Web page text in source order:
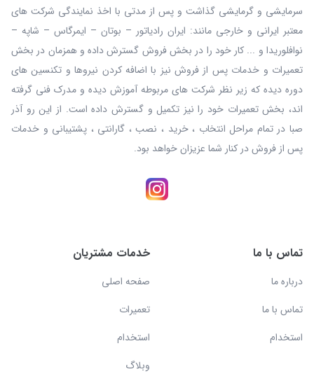
سرمایشی و گرمایشی گذاشت و پس از مدتی با اخذ نمایندگی شرکت های
معتبر ایرانی و خارجی مانند: ایران رادیاتور – بوتان – ایمرگاس – شاپه –
نوافلوریدا و ... کار خود را در بخش فروش گسترش داده و همزمان در بخش
تعمیرات و خدمات پس از فروش نیز با اضافه کردن نیروها و تکنسین های
دوره دیده که زیر نظر شرکت های مربوطه آموزش دیده و مدرک فنی گرفته
اند، بخش تعمیرات خود را نیز تکمیل و گسترش داده است. از این رو آذر
صبا در تمام مراحل انتخاب ، خرید ، نصب ، گارانتی ، پشتیبانی و خدمات
پس از فروش در کنار شما عزیزان خواهد بود.
تماس با ما
درباره ما
تماس با ما
استخدام
خدمات مشتریان
صفحه اصلی
تعمیرات
استخدام
وبلاگ